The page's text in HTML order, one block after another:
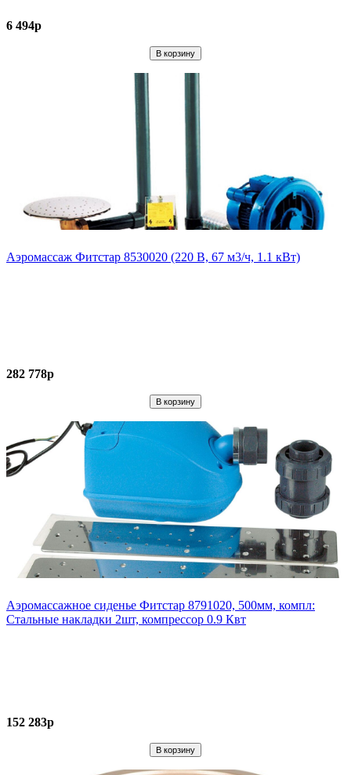
6 494р
Аэромассаж Фитстар 8530020 (220 В, 67 м3/ч, 1.1 кВт)
282 778р
Аэромассажное сиденье Фитстар 8791020, 500мм, компл:
Стальные накладки 2шт, компрессор 0.9 Квт
152 283р